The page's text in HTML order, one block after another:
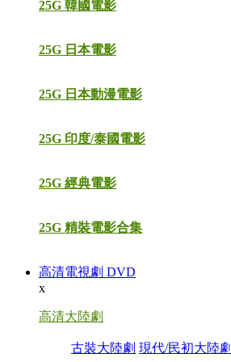
25G 韓國電影
25G 日本電影
25G 日本動漫電影
25G 印度/泰國電影
25G 經典電影
25G 精裝電影合集
高清電視劇 DVD
x
高清大陸劇
古裝大陸劇 現代/民初大陸劇